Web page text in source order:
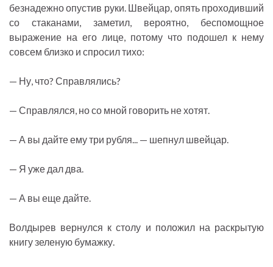
безнадежно опустив руки. Швейцар, опять проходивший
со стаканами, заметил, вероятно, беспомощное
выражение на его лице, потому что подошел к нему
совсем близко и спросил тихо:
— Ну, что? Справлялись?
— Справлялся, но со мной говорить не хотят.
— А вы дайте ему три рубля... — шепнул швейцар.
— Я уже дал два.
— А вы еще дайте.
Волдырев вернулся к столу и положил на раскрытую
книгу зеленую бумажку.